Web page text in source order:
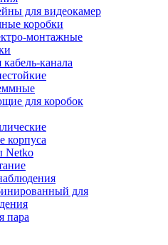
для видеокамер
коробки
монтажные
канала
для коробок
корпуса
Netko
для
пара